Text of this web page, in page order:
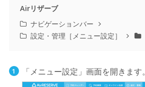
Airリザーブ
ナビゲーションバー
設定・管理［メニュー設定］
「メニュー設定」画面を開きます。